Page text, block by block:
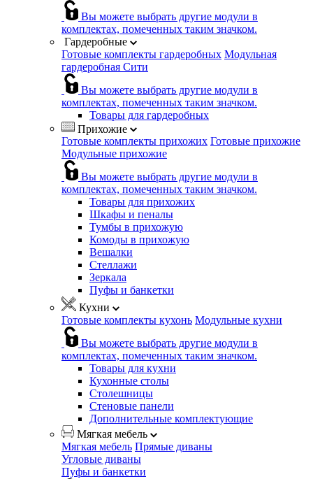
Вы можете выбрать другие модули в
комплектах, помеченных таким значком.
Гардеробные
Готовые комплекты гардеробных Модульная
гардеробная Сити
Вы можете выбрать другие модули в
комплектах, помеченных таким значком.
Товары для гардеробных
Прихожие
Готовые комплекты прихожих Готовые прихожие
Модульные прихожие
Вы можете выбрать другие модули в
комплектах, помеченных таким значком.
Товары для прихожих
Шкафы и пеналы
Тумбы в прихожую
Комоды в прихожую
Вешалки
Стеллажи
Зеркала
Пуфы и банкетки
Кухни
Готовые комплекты кухонь Модульные кухни
Вы можете выбрать другие модули в
комплектах, помеченных таким значком.
Товары для кухни
Кухонные столы
Столешницы
Стеновые панели
Дополнительные комплектующие
Мягкая мебель
Мягкая мебель Прямые диваны
Угловые диваны
Пуфы и банкетки